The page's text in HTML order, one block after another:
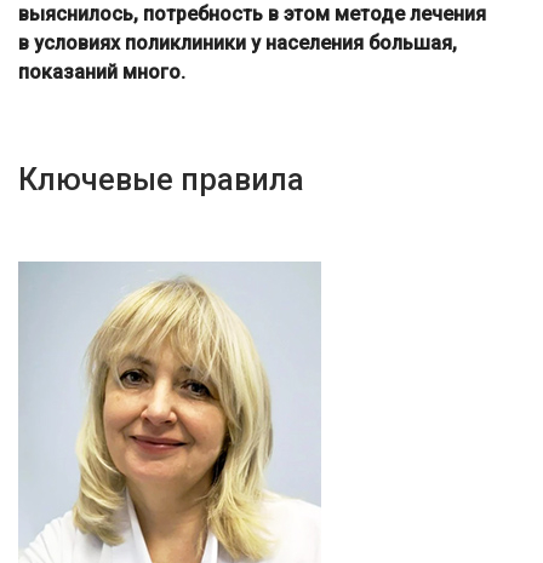
выяснилось, потребность в этом методе лечения
в условиях поликлиники у населения большая,
показаний много.
Ключевые правила